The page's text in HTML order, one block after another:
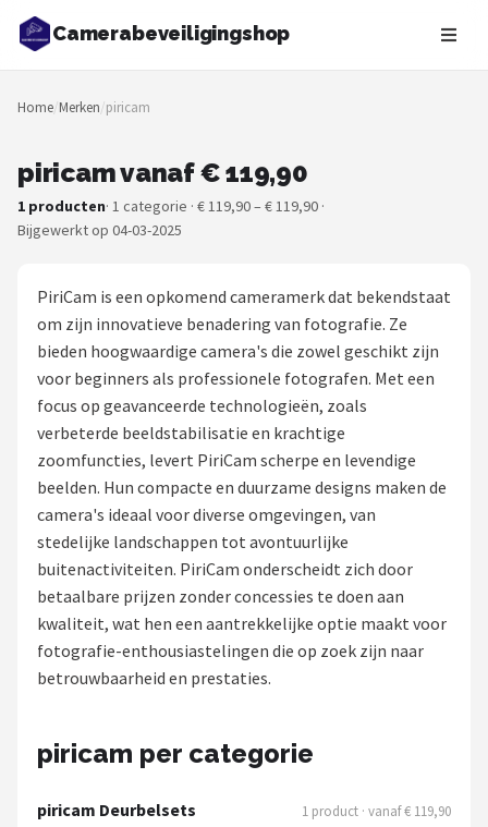
Camerabeveiligingshop
Zoeken
NAVIGATIE
Merken
Beveiligingscamera's
Camera Deurbellen
NAS
POPULAIRE MERKEN
Home-Locking
Reolink
Hikvision
Home/Merken/piricam
piricam vanaf € 119,90
1 producten· 1 categorie · € 119,90 – € 119,90 ·
Bijgewerkt op 04-03-2025
PiriCam is een opkomend cameramerk dat bekendstaat
om zijn innovatieve benadering van fotografie. Ze
bieden hoogwaardige camera's die zowel geschikt zijn
voor beginners als professionele fotografen. Met een
focus op geavanceerde technologieën, zoals
verbeterde beeldstabilisatie en krachtige
zoomfuncties, levert PiriCam scherpe en levendige
beelden. Hun compacte en duurzame designs maken de
camera's ideaal voor diverse omgevingen, van
stedelijke landschappen tot avontuurlijke
buitenactiviteiten. PiriCam onderscheidt zich door
betaalbare prijzen zonder concessies te doen aan
kwaliteit, wat hen een aantrekkelijke optie maakt voor
fotografie-enthousiastelingen die op zoek zijn naar
betrouwbaarheid en prestaties.
piricam per categorie
piricam Deurbelsets 1 product · vanaf € 119,90